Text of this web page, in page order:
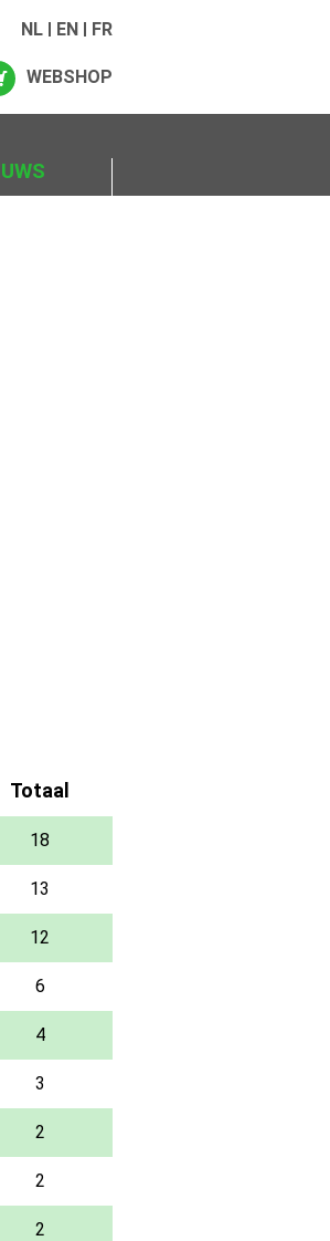
NL EN FR
WEBSHOP
Totaal
18
13
12
6
4
3
2
2
2